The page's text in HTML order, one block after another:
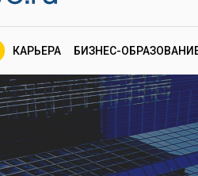
КАРЬЕРА БИЗНЕС-